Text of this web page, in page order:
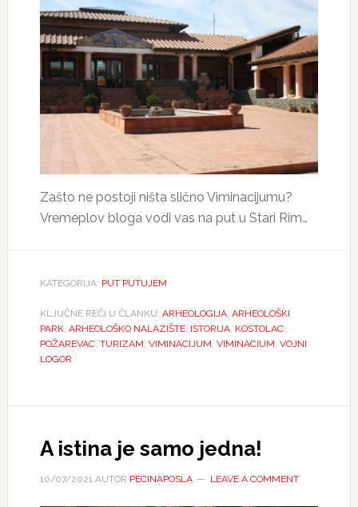
Zašto ne postoji ništa slično Viminacijumu?
Vremeplov bloga vodi vas na put u Stari Rim…
KATEGORIJA: PUT PUTUJEM
KLJUČNE REČI U ČLANKU: ARHEOLOGIJA, ARHEOLOŠKI
PARK, ARHEOLOŠKO NALAZIŠTE, ISTORIJA, KOSTOLAC,
POŽAREVAC, TURIZAM, VIMINACIJUM, VIMINACIUM, VOJNI
LOGOR
A istina je samo jedna!
10/07/2021AUTOR PECINAPOSLA LEAVE A COMMENT